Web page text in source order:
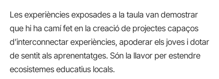
Les experiències exposades a la taula van demostrar
que hi ha camí fet en la creació de projectes capaços
d’interconnectar experiències, apoderar els joves i dotar
de sentit als aprenentatges. Són la llavor per estendre
ecosistemes educatius locals.